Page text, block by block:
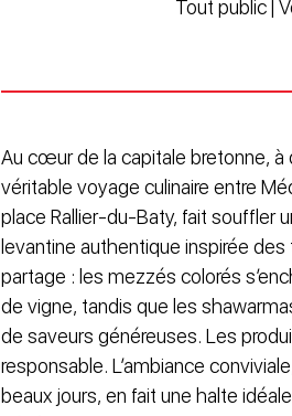
Tout public |
Au cœur de la capitale bretonne, à
véritable voyage culinaire entre
place Rallier-du-Baty, fait souffler
levantine authentique inspirée
partage : les mezzés colorés
de vigne, tandis que les
de saveurs généreuses. Les
responsable. L’ambiance
beaux jours, en fait une halte